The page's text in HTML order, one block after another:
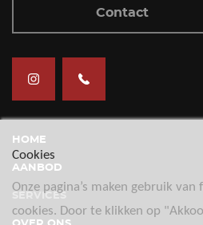
Contact
HOME
AANBOD
SERVICES
Cookies
Onze pagina’s maken gebruik
cookies. Door te klikken op